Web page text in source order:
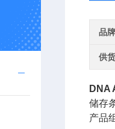
品牌
供
DNA
储存
产品